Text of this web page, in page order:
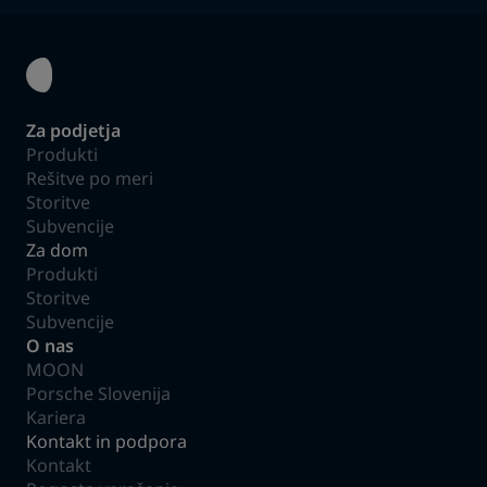
Za podjetja
Produkti
Rešitve po meri
Storitve
Subvencije
Za dom
Produkti
Storitve
Subvencije
O nas
MOON
Porsche Slovenija
Kariera
Kontakt in podpora
Kontakt